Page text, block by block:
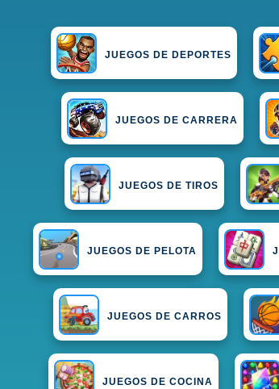
JUEGOS DE DEPORTES
JUEGOS DE CARRERA
JUEGOS DE TIROS
JUEGOS DE PELOTA
JUEGOS DE CARROS
JUEGOS DE COCINA